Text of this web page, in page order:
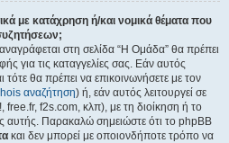
με κατάχρηση ή/και νομικά θέματα που
στη σελίδα “Η Ομάδα” θα πρέπει
για τις καταγγελίες σας. Εάν αυτός
τότε θα πρέπει να επικοινωνήσετε με τον
αναζήτηση) ή, εάν αυτός λειτουργεί σε
f2s.com, κλπ), με τη διοίκηση ή το
αυτής. Παρακαλώ σημειώστε ότι το phpBB
και δεν μπορεί με οποιονδήποτε τρόπο να